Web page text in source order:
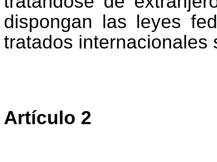
dispongan las leyes
tratados internacionales
Artículo 2